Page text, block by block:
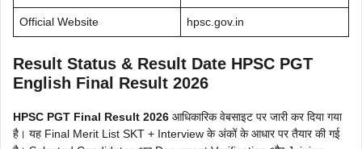
Official Website hpsc.gov.in
Result Status & Result Date HPSC PGT
English Final Result 2026
HPSC PGT Final Result 2026 आधिकारिक वेबसाइट पर जारी कर दिया गया
है। यह Final Merit List SKT + Interview के अंकों के आधार पर तैयार की गई